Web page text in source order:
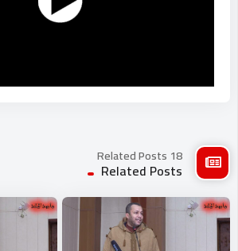
18 Related Posts
Related Posts